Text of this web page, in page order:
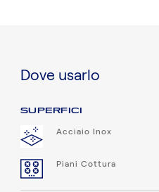
Dove usarlo
SUPERFICI
Acciaio Inox
Piani Cottura